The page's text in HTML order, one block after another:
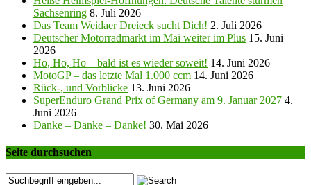
Sachsenring 8. Juli 2026
Das Team Weidaer Dreieck sucht Dich! 2. Juli 2026
Deutscher Motorradmarkt im Mai weiter im Plus 15. Juni
2026
Ho, Ho, Ho – bald ist es wieder soweit! 14. Juni 2026
MotoGP – das letzte Mal 1.000 ccm 14. Juni 2026
Rück-, und Vorblicke 13. Juni 2026
SuperEnduro Grand Prix of Germany am 9. Januar 2027 4.
Juni 2026
Danke – Danke – Danke! 30. Mai 2026
Seite durchsuchen